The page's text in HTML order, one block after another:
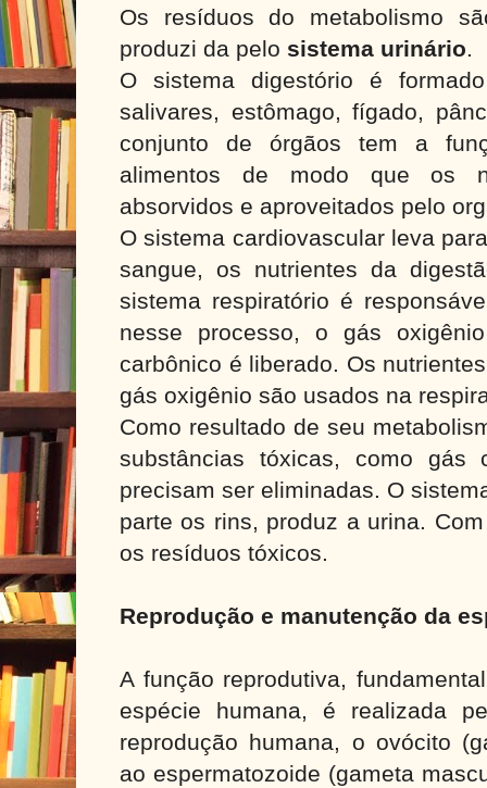
Os resíduos do metabolismo
produzi da pelo sistema urinário.
O sistema digestório é
salivares, estômago, fígado,
conjunto de órgãos tem a
alimentos de modo que os
absorvidos e aproveitados pelo
O sistema cardiovascular leva
sangue, os nutrientes da
sistema respiratório é
nesse processo, o gás
carbônico é liberado. Os
gás oxigênio são usados na
Como resultado de seu
substâncias tóxicas, como gás
precisam ser eliminadas. O
parte os rins, produz a urina.
os resíduos tóxicos.
Reprodução e manutenção da
A função reprodutiva,
espécie humana, é realizada
reprodução humana, o ovócito
ao espermatozoide (gameta